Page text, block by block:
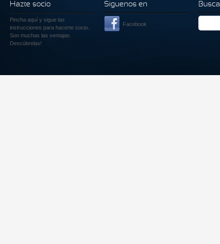
Hazte socio
Pincha aquí y sigue las
instrucciones para hacerte socio.
Son muchas las ventajas.
Descúbrelas!
Siguenos en
Facebook